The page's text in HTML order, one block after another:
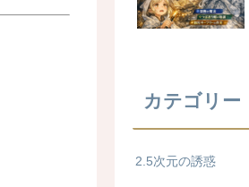
カテゴリー
2.5次元の誘惑